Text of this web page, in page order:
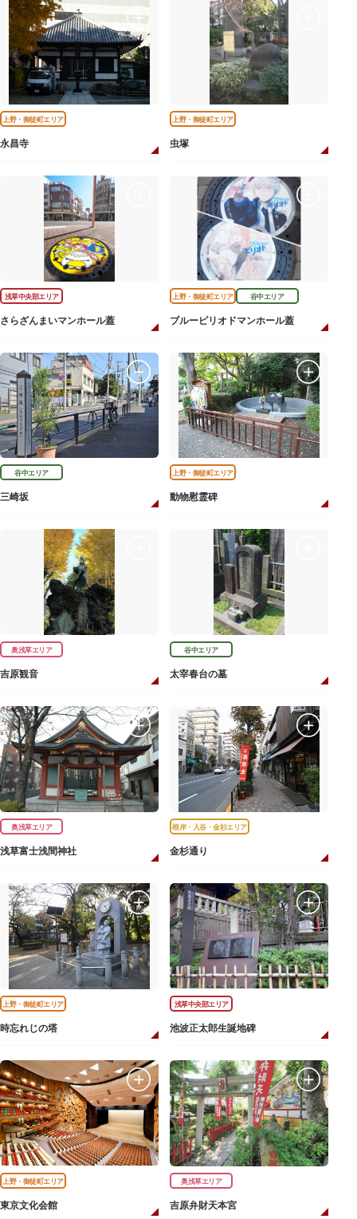
上野・御徒町エリア
永昌寺
上野・御徒町エリア
虫塚
浅草中央部エリア
さらざんまいマンホール蓋
上野・御徒町エリア 谷中エリア
ブルーピリオドマンホール蓋
谷中エリア
三崎坂
上野・御徒町エリア
動物慰霊碑
奥浅草エリア
吉原観音
谷中エリア
太宰春台の墓
奥浅草エリア
浅草富士浅間神社
根岸・入谷・金杉エリア
金杉通り
上野・御徒町エリア
時忘れじの塔
浅草中央部エリア
池波正太郎生誕地碑
上野・御徒町エリア
東京文化会館
奥浅草エリア
吉原弁財天本宮